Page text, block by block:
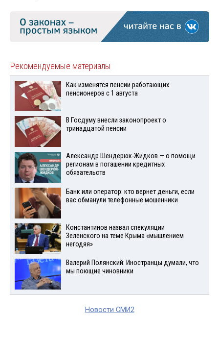
Рекомендуемые материалы
Как изменятся пенсии работающих
пенсионеров с 1 августа
В Госдуму внесли законопроект о
тринадцатой пенсии
Александр Шендерюк-Жидков — о помощи
регионам в погашении кредитных
обязательств
Банк или оператор: кто вернет деньги, если
вас обманули телефонные мошенники
Константинов назвал спекуляции
Зеленского на теме Крыма «мышлением
негодяя»
Валерий Полянский: Иностранцы думали, что
мы поющие чиновники
Новости СМИ2